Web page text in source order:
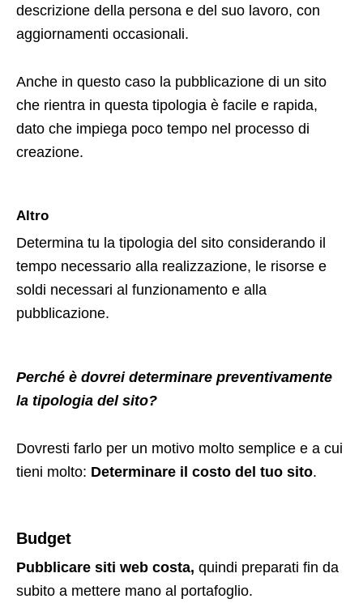
descrizione della persona e del suo lavoro, con
aggiornamenti occasionali.
Anche in questo caso la pubblicazione di un sito
che rientra in questa tipologia è facile e rapida,
dato che impiega poco tempo nel processo di
creazione.
Altro
Determina tu la tipologia del sito considerando il
tempo necessario alla realizzazione, le risorse e
soldi necessari al funzionamento e alla
pubblicazione.
Perché è dovrei determinare preventivamente
la tipologia del sito?
Dovresti farlo per un motivo molto semplice e a cui
tieni molto: Determinare il costo del tuo sito.
Budget
Pubblicare siti web costa, quindi preparati fin da
subito a mettere mano al portafoglio.